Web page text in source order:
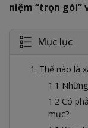
niệm “trọn gói”
Mục lục
1. Thế nào là
1.1
1.2 Có
mục?